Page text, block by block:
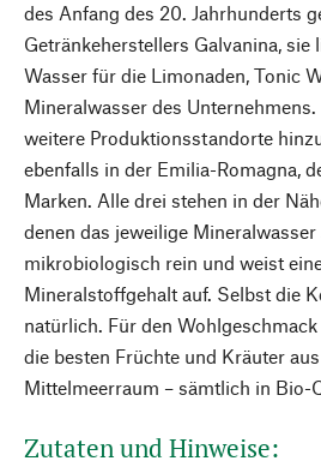
des Anfang des 20. Jahrhunderts
Getränkeherstellers Galvanina, sie
Wasser für die Limonaden, Tonic
Mineralwasser des
weitere Produktionsstandorte
ebenfalls in der Emilia-Romagna,
Marken. Alle drei stehen in der
denen das jeweilige
mikrobiologisch rein und weist
Mineralstoffgehalt auf. Selbst die
natürlich. Für den
die besten Früchte und Kräuter
Mittelmeerraum – sämtlich in Bio-
Zutaten und Hinweise: